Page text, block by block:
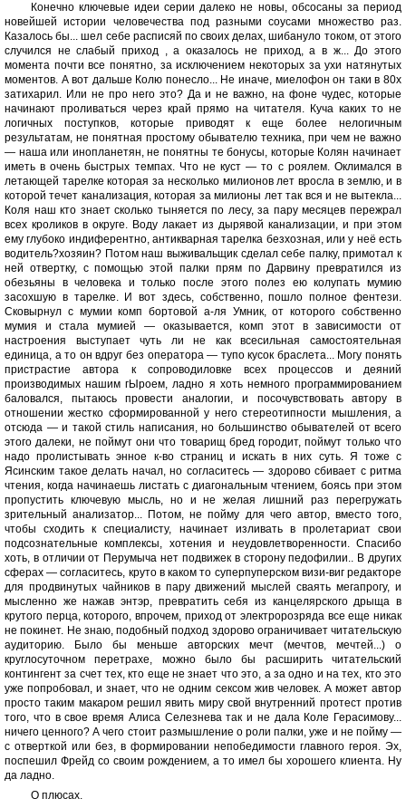
Конечно ключевые идеи серии далеко не новы, обсосаны за период
новейшей истории человечества под разными соусами множество раз.
Казалось бы... шел себе расписяй по своих делах, шибануло током, от этого
случился не слабый приход , а оказалось не приход, а в ж... До этого
момента почти все понятно, за исключением некоторых за ухи натянутых
моментов. А вот дальше Колю понесло... Не иначе, миелофон он таки в 80х
затихарил. Или не про него это? Да и не важно, на фоне чудес, которые
начинают проливаться через край прямо на читателя. Куча каких то не
логичных поступков, которые приводят к еще более нелогичным
результатам, не понятная простому обывателю техника, при чем не важно
— наша или инопланетян, не понятны те бонусы, которые Колян начинает
иметь в очень быстрых темпах. Что не куст — то с роялем. Оклимался в
летающей тарелке которая за несколько милионов лет вросла в землю, и в
которой течет канализация, которая за милионы лет так вся и не вытекла...
Коля наш кто знает сколько тыняется по лесу, за пару месяцев пережрал
всех кроликов в округе. Воду лакает из дырявой канализации, и при этом
ему глубоко индиферентно, антикварная тарелка безхозная, или у неё есть
водитель?хозяин? Потом наш выживальщик сделал себе палку, примотал к
ней отвертку, с помощью этой палки прям по Дарвину превратился из
обезьяны в человека и только после этого полез ею колупать мумию
засохшую в тарелке. И вот здесь, собственно, пошло полное фентези.
Сковырнул с мумии комп бортовой а-ля Умник, от которого собственно
мумия и стала мумией — оказывается, комп этот в зависимости от
настроения выступает чуть ли не как всесильная самостоятельная
единица, а то он вдруг без оператора — тупо кусок браслета... Могу понять
пристрастие автора к сопроводиловке всех процессов и деяний
производимых нашим гЫроем, ладно я хоть немного программированием
баловался, пытаюсь провести аналогии, и посочувствовать автору в
отношении жестко сформированной у него стереотипности мышления, а
отсюда — и такой стиль написания, но большинство обывателей от всего
этого далеки, не поймут они что товарищ бред городит, поймут только что
надо пролистывать энное к-во страниц и искать в них суть. Я тоже с
Ясинским такое делать начал, но согласитесь — здорово сбивает с ритма
чтения, когда начинаешь листать с диагональным чтением, боясь при этом
пропустить ключевую мысль, но и не желая лишний раз перегружать
зрительный анализатор... Потом, не пойму для чего автор, вместо того,
чтобы сходить к специалисту, начинает изливать в пролетариат свои
подсознательные комплексы, хотения и неудовлетворенности. Спасибо
хоть, в отличии от Перумыча нет подвижек в сторону педофилии.. В других
сферах — согласитесь, круто в каком то суперпуперском визи-виг редакторе
для продвинутых чайников в пару движений мыслей сваять мегапрогу, и
мысленно же нажав энтэр, превратить себя из канцелярского дрыща в
крутого перца, которого, впрочем, приход от электророзряда все еще никак
не покинет. Не знаю, подобный подход здорово ограничивает читательскую
аудиторию. Было бы меньше авторских мечт (мечтов, мечтей...) о
круглосуточном перетрахе, можно было бы расширить читательский
контингент за счет тех, кто еще не знает что это, а за одно и на тех, кто это
уже попробовал, и знает, что не одним сексом жив человек. А может автор
просто таким макаром решил явить миру свой внутренний протест против
того, что в свое время Алиса Селезнева так и не дала Коле Герасимову...
ничего ценного? А чего стоит размышление о роли палки, уже и не пойму —
с отверткой или без, в формировании непобедимости главного героя. Эх,
поспешил Фрейд со своим рождением, а то имел бы хорошего клиента. Ну
да ладно.
О плюсах.